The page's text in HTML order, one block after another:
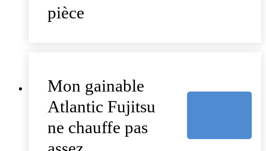
pièce
Mon gainable
Atlantic Fujitsu
ne chauffe pas